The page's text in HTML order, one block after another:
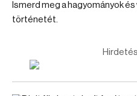
Ismerd meg a hagyományok
történetét.
Hirdetés